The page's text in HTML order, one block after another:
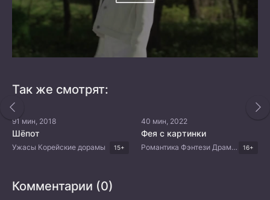
Так же смотрят:
91 мин, 2018
Шёпот
Ужасы Корейские дорамы 15+
40 мин, 2022
Фея с картинки
Романтика Фэнтези Драма Китайские дорамы 16+
Комментарии (0)